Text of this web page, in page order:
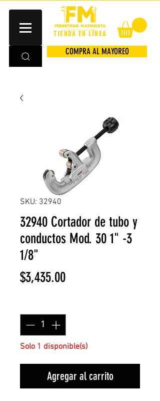
TIENDA EN LÍNEA
COMPRA AL MAYOREO
SKU: 32940
32940 Cortador de tubo y
conductos Mod. 30 1" -3
1/8"
$3,435.00Precio
Solo 1 disponible(s)
Agregar al carrito